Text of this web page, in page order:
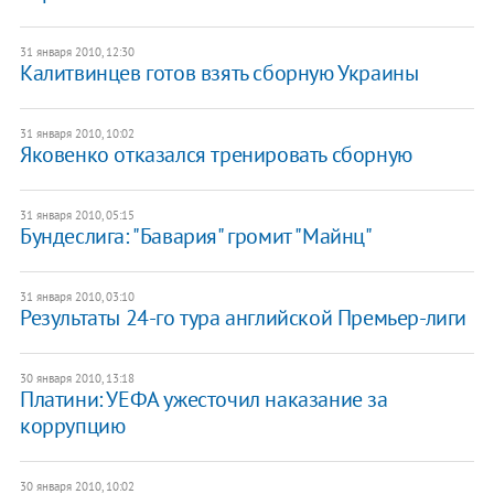
31 января 2010, 12:30
Калитвинцев готов взять сборную Украины
31 января 2010, 10:02
Яковенко отказался тренировать сборную
31 января 2010, 05:15
Бундеслига: "Бавария" громит "Майнц"
31 января 2010, 03:10
Результаты 24-го тура английской Премьер-лиги
30 января 2010, 13:18
Платини: УЕФА ужесточил наказание за
коррупцию
30 января 2010, 10:02